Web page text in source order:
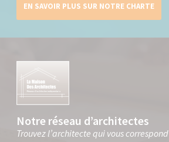
EN SAVOIR PLUS SUR NOTRE CHARTE
Notre réseau d’architectes
Trouvez l’architecte qui vous correspond